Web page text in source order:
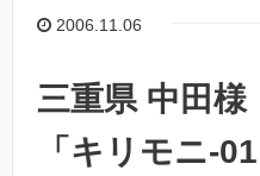
2006.11.06
三重県 中田
「キリモニ-01